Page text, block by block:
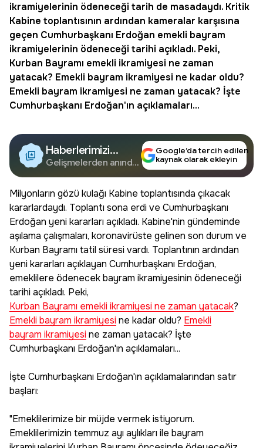
ikramiyelerinin ödeneceği tarih de masadaydı. Kritik
Kabine toplantısının ardından kameralar karşısına
geçen Cumhurbaşkanı Erdoğan emekli bayram
ikramiyelerinin ödeneceği tarihi açıkladı. Peki,
Kurban Bayramı emekli ikramiyesi ne zaman
yatacak? Emekli bayram ikramiyesi ne kadar oldu?
Emekli bayram ikramiyesi ne zaman yatacak? İşte
Cumhurbaşkanı Erdoğan'ın açıklamaları...
Haberlerimizi
Google'da Takip
Edin
Gelişmelerden anında
Google’da tercih edilen
kaynak olarak ekleyin
Milyonların gözü kulağı Kabine toplantısında çıkacak
kararlardaydı. Toplantı sona erdi ve Cumhurbaşkanı
Erdoğan yeni kararları açıkladı. Kabine'nin gündeminde
aşılama çalışmaları, koronavirüste gelinen son durum ve
Kurban Bayramı tatil süresi vardı. Toplantının ardından
yeni kararları açıklayan Cumhurbaşkanı Erdoğan,
emeklilere ödenecek bayram ikramiyesinin ödeneceği
tarihi açıkladı. Peki,
Kurban Bayramı emekli ikramiyesi ne zaman yatacak?
Emekli bayram ikramiyesine kadar oldu? Emekli
bayram ikramiyesine zaman yatacak? İşte
Cumhurbaşkanı Erdoğan'ın açıklamaları...
İşte Cumhurbaşkanı Erdoğan'ın açıklamalarından satır
başları:
"Emeklilerimize bir müjde vermek istiyorum.
Emeklilerimizin temmuz ayı aylıkları ile bayram